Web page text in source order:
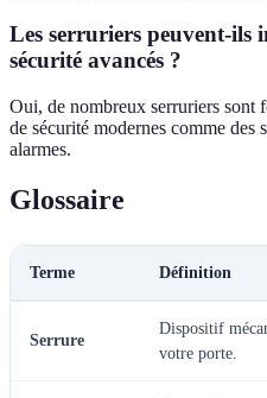
Les serruriers peuvent-ils
sécurité avancés ?
Oui, de nombreux serruriers sont
de sécurité modernes comme des
alarmes.
Glossaire
Terme Définition
Serrure
Dispositif
votre porte.